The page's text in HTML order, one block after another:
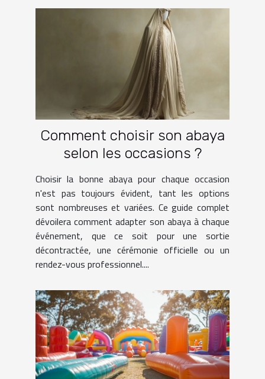
Comment choisir son abaya
selon les occasions ?
Choisir la bonne abaya pour chaque occasion
n'est pas toujours évident, tant les options
sont nombreuses et variées. Ce guide complet
dévoilera comment adapter son abaya à chaque
événement, que ce soit pour une sortie
décontractée, une cérémonie officielle ou un
rendez-vous professionnel....